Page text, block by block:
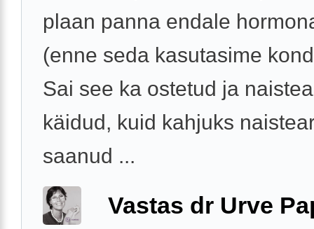
plaan panna endale
(enne seda kasutasime
Sai see ka ostetud ja
käidud, kuid kahjuks
saanud ...
Vastas dr Urve